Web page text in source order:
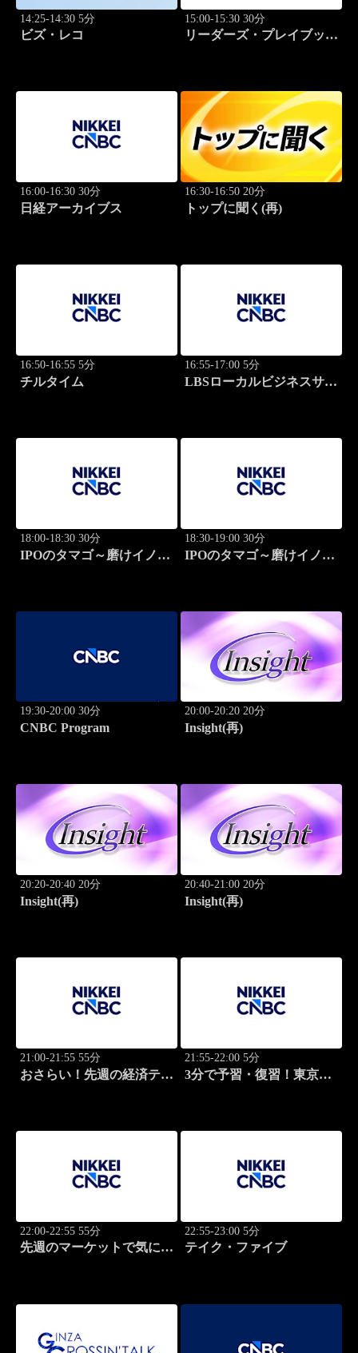
14:25-14:30 5分
ビズ・レコ
15:00-15:30 30分
リーダーズ・プレイブック
16:00-16:30 30分
日経アーカイブス
16:30-16:50 20分
トップに聞く(再)
16:50-16:55 5分
チルタイム
16:55-17:00 5分
LBSローカルビジネスサテ
18:00-18:30 30分
IPOのタマゴ～磨けイノベ
18:30-19:00 30分
IPOのタマゴ～磨けイノベ
19:30-20:00 30分
CNBC Program
20:00-20:20 20分
Insight(再)
20:20-20:40 20分
Insight(再)
20:40-21:00 20分
Insight(再)
21:00-21:55 55分
おさらい！先週の経済テー
21:55-22:00 5分
3分で予習・復習！東京市
22:00-22:55 55分
先週のマーケットで気にな
22:55-23:00 5分
テイク・ファイブ